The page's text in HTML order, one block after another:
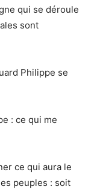
qui se déroule
sont
Philippe se
: ce qui me
ce qui aura le
peuples : soit